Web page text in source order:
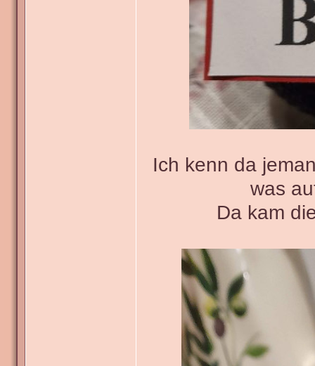
Ich kenn da
was
Da kam